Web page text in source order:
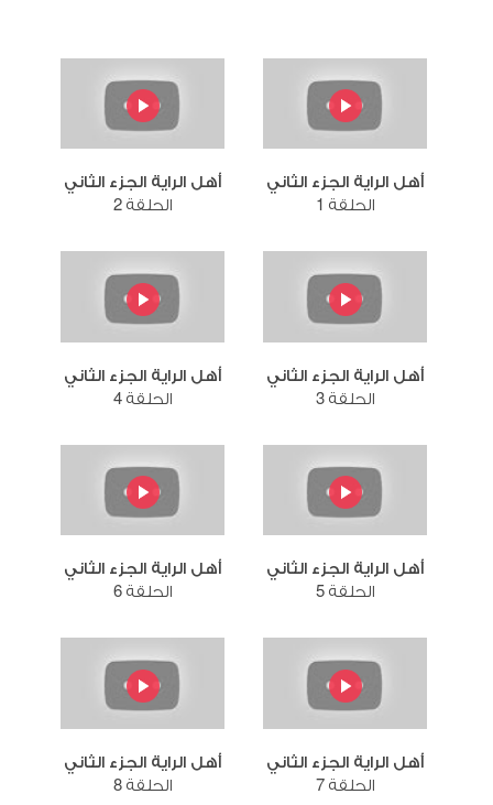
أهل الراية الجزء الثاني
الحلقة 1
أهل الراية الجزء الثاني
الحلقة 2
أهل الراية الجزء الثاني
الحلقة 3
أهل الراية الجزء الثاني
الحلقة 4
أهل الراية الجزء الثاني
الحلقة 5
أهل الراية الجزء الثاني
الحلقة 6
أهل الراية الجزء الثاني
الحلقة 7
أهل الراية الجزء الثاني
الحلقة 8